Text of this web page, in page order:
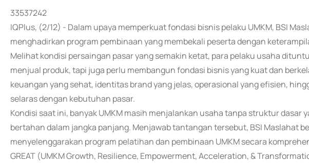
33537242
IQPlus, (2/12) - Dalam upaya memperkuat fondasi bisnis pelaku UMKM, BSI
menghadirkan program pembinaan yang membekali peserta dengan
Melihat kondisi persaingan pasar yang semakin ketat, para pelaku usaha
menjual produk, tapi juga perlu membangun fondasi bisnis yang kuat dan
keuangan yang sehat, identitas brand yang jelas, operasional yang efisien,
selaras dengan kebutuhan pasar.
Kondisi saat ini, banyak UMKM masih menjalankan usaha tanpa struktur dasar
bertahan dalam jangka panjang. Menjawab tantangan tersebut, BSI Maslahat
menyelenggarakan program pelatihan dan pembinaan UMKM secara
GREAT (UMKM Growth, Resilience, Empowerment, Acceleration, &